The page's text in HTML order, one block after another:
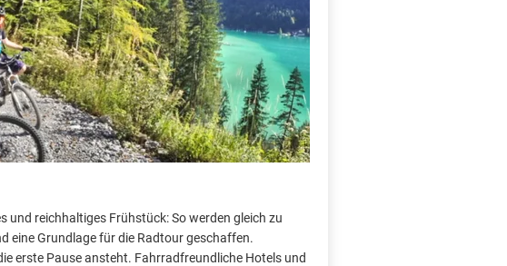
und reichhaltiges Frühstück: So werden gleich zu
eine Grundlage für die Radtour geschaffen.
erste Pause ansteht. Fahrradfreundliche Hotels und